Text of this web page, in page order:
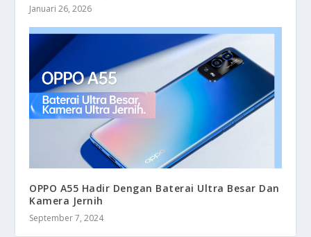
Januari 26, 2026
OPPO A55 Hadir Dengan Baterai Ultra Besar Dan
Kamera Jernih
September 7, 2024